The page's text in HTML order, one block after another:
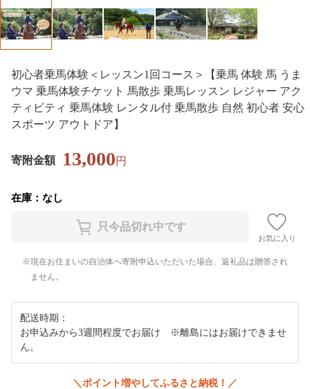
初心者乗馬体験＜レッスン1回コース＞【乗馬 体験 馬 うま
ウマ 乗馬体験チケット 馬散歩 乗馬レッスン レジャー アク
ティビティ 乗馬体験 レンタル付 乗馬散歩 自然 初心者 安心
スポーツ アウトドア】
寄附金額 13,000円
在庫：なし
お気に入り
現在お住まいの自治体へ寄附申込いただいた場合、返礼品は贈答され
ません。
配送時期：
お申込みから3週間程度でお届け ※離島にはお届けできませ
ん。
＼ポイント増やしてふるさと納税！／